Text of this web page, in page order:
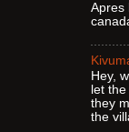
Apres
Hey,
let
they
the